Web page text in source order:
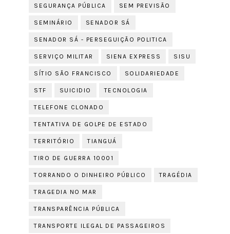
SEGURANÇA PÚBLICA SEM PREVISÃO
SEMINÁRIO SENADOR SÁ
SENADOR SÁ - PERSEGUIÇÃO POLITICA
SERVIÇO MILITAR SIENA EXPRESS SISU
SÍTIO SÃO FRANCISCO SOLIDARIEDADE
STF SUICIDIO TECNOLOGIA
TELEFONE CLONADO
TENTATIVA DE GOLPE DE ESTADO
TERRITÓRIO TIANGUÁ
TIRO DE GUERRA 10001
TORRANDO O DINHEIRO PÚBLICO TRAGÉDIA
TRAGEDIA NO MAR
TRANSPARÊNCIA PÚBLICA
TRANSPORTE ILEGAL DE PASSAGEIROS